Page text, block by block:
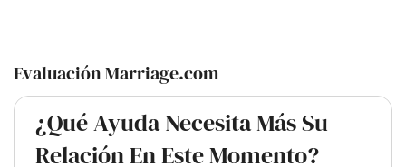
Evaluación Marriage.com
¿Qué Ayuda Necesita Más Su
Relación En Este Momento?